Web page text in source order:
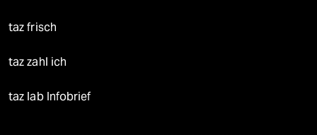
taz frisch
taz zahl ich
taz lab Infobrief